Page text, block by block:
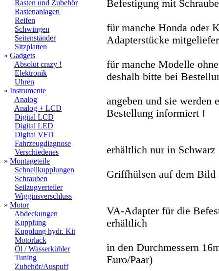
Rasten und Zubehör
Rastenanlagen
Reifen
Schwingen
Seitenständer
Sitzplatten
» Gadgets
Absolut crazy !
Elektronik
Uhren
» Instrumente
Analog
Analog + LCD
Digital LCD
Digital LED
Digital VFD
Fahrzeugdiagnose
Verschiedenes
» Montageteile
Schnellkupplungen
Schrauben
Seilzugverteiler
Wigginsverschluss
» Motor
Abdeckungen
Kupplung
Kupplung hydr. Kit
Motorlack
Öl / Wasserkühler
Tuning
Zubehör/Auspuff
Befestigung mit
für manche Honda oder
Adapterstücke
für manche Modelle
deshalb bitte bei
angeben und sie werden
Bestellung informiert !
erhältlich nur in Schwarz
Griffhülsen auf dem
VA-Adapter für die
erhältlich
in den Durchmessern
Euro/Paar)